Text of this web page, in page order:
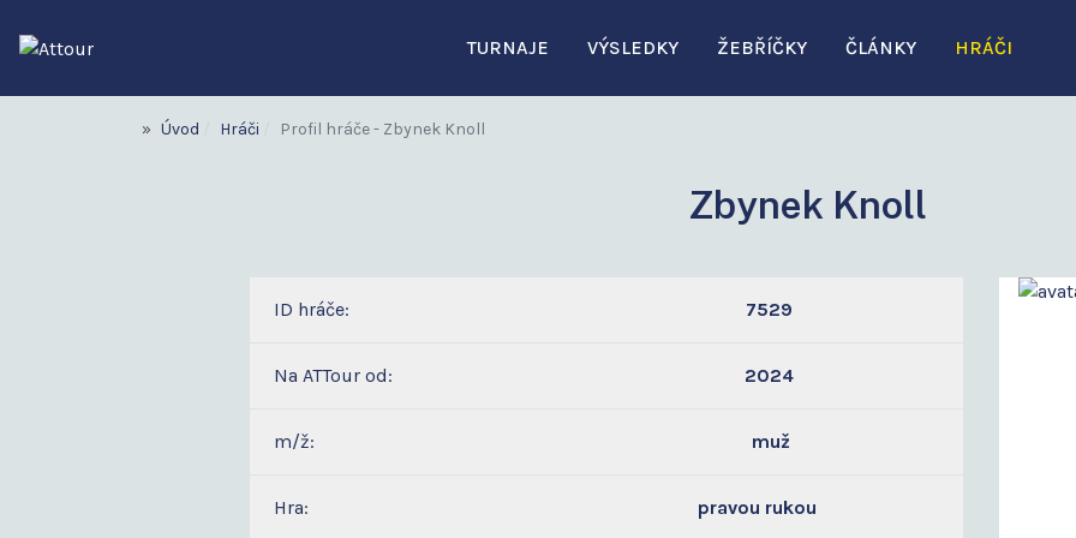
TURNAJE VÝSLEDKY ŽEBŘÍČKY ČLÁNKY HRÁČI
Úvod Hráči Profil hráče - Zbynek Knoll
Zbynek Knoll
ID hráče: 7529
Na ATTour od: 2024
m/ž: muž
Hra: pravou rukou